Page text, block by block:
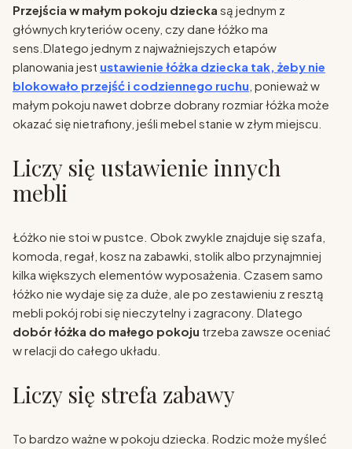
Przejścia w małym pokoju dziecka są jednym z
głównych kryteriów oceny, czy dane łóżko ma
sens.Dlatego jednym z najważniejszych etapów
planowania jest ustawienie łóżka dziecka tak, żeby nie
blokowało przejść i codziennego ruchu , ponieważ w
małym pokoju nawet dobrze dobrany rozmiar łóżka może
okazać się nietrafiony, jeśli mebel stanie w złym miejscu.
Liczy się ustawienie innych
mebli
Łóżko nie stoi w pustce. Obok zwykle znajduje się szafa,
komoda, regał, kosz na zabawki, stolik albo przynajmniej
kilka większych elementów wyposażenia. Czasem samo
łóżko nie wydaje się za duże, ale po zestawieniu z resztą
mebli pokój robi się nieczytelny i zagracony. Dlatego
dobór łóżka do małego pokoju trzeba zawsze oceniać
w relacji do całego układu.
Liczy się strefa zabawy
To bardzo ważne w pokoju dziecka. Rodzic może myśleć